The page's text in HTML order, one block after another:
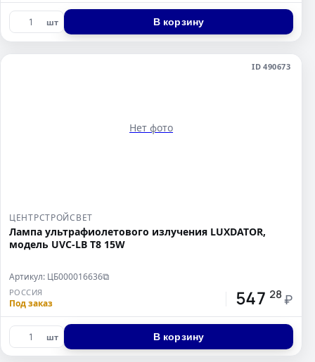
шт В корзину
ID 490673
Нет фото
ЦЕНТРСТРОЙСВЕТ
Лампа ультрафиолетового излучения LUXDATOR,
модель UVC-LB T8 15W
Артикул: ЦБ000016636⧉
РОССИЯ
Под заказ 547 28 ₽
шт В корзину